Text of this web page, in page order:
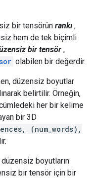
bir tensörün rankı ,
hem de tek biçimli
bir tensör ,
olabilen bir değerdir.
düzensiz boyutlar
belirtilir. Örneğin,
her bir kelime
bir 3D
(num_words),
boyutların
bir tensör için bir